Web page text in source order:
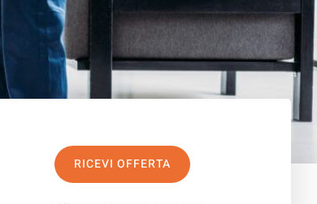
RICEVI OFFERTA